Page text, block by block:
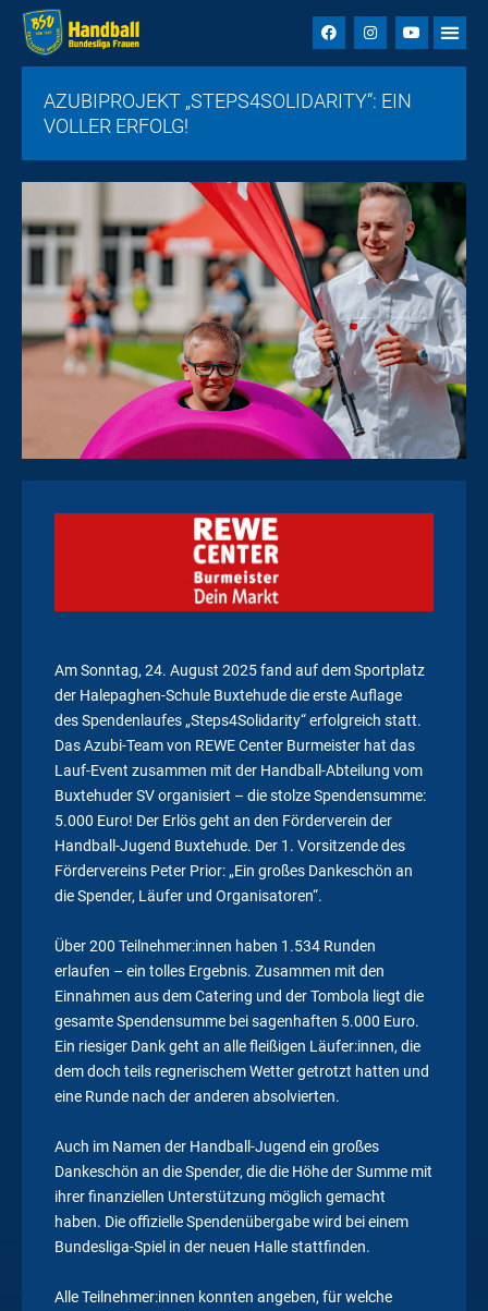
AZUBIPROJEKT „STEPS4SOLIDARITY“: EIN
VOLLER ERFOLG!
Am Sonntag, 24. August 2025 fand auf dem Sportplatz
der Halepaghen-Schule Buxtehude die erste Auflage
desSpendenlaufes „Steps4Solidarity“ erfolgreich statt.
Das Azubi-Team von REWE Center Burmeister hat das
Lauf-Event zusammen mit der Handball-Abteilung vom
Buxtehuder SV organisiert – die stolze Spendensumme:
5.000 Euro! Der Erlös geht an den Förderverein der
Handball-Jugend Buxtehude. Der 1. Vorsitzende des
Fördervereins Peter Prior: „Ein großes Dankeschön an
die Spender, Läufer und Organisatoren“.
Über 200 Teilnehmer:innen haben 1.534 Runden
erlaufen – ein tolles Ergebnis. Zusammen mit den
Einnahmen aus dem Catering und der Tombola liegt die
gesamte Spendensumme bei sagenhaften 5.000 Euro.
Ein riesiger Dank geht an alle fleißigen Läufer:innen, die
dem doch teils regnerischem Wetter getrotzt hatten und
eine Runde nach der anderen absolvierten.
Auch im Namen der Handball-Jugend ein großes
Dankeschön an die Spender, die die Höhe der Summe mit
ihrer finanziellen Unterstützung möglich gemacht
haben. Die offizielle Spendenübergabe wird bei einem
Bundesliga-Spiel in der neuen Halle stattfinden.
Alle Teilnehmer:innen konnten angeben, für welche